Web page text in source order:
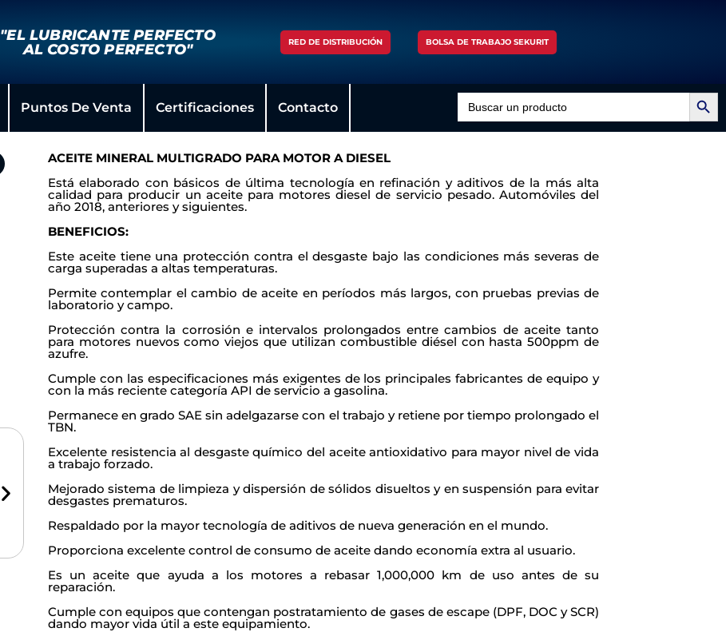
"EL LUBRICANTE PERFECTO
AL COSTO PERFECTO"
RED DE DISTRIBUCIÓN BOLSA DE TRABAJO SEKURIT
Puntos De Venta Certificaciones Contacto
Search
for:
Search Button
200 lts. 1000 lts.
ACEITE MINERAL MULTIGRADO PARA MOTOR A DIESEL
Está elaborado con básicos de última tecnología en refinación y aditivos de la más alta
calidad para producir un aceite para motores diesel de servicio pesado. Automóviles del
año 2018, anteriores y siguientes.
BENEFICIOS:
Este aceite tiene una protección contra el desgaste bajo las condiciones más severas de
carga superadas a altas temperaturas.
Permite contemplar el cambio de aceite en períodos más largos, con pruebas previas de
laboratorio y campo.
Protección contra la corrosión e intervalos prolongados entre cambios de aceite tanto
para motores nuevos como viejos que utilizan combustible diésel con hasta 500ppm de
azufre.
Cumple con las especificaciones más exigentes de los principales fabricantes de equipo y
con la más reciente categoría API de servicio a gasolina.
Permanece en grado SAE sin adelgazarse con el trabajo y retiene por tiempo prolongado el
TBN.
Excelente resistencia al desgaste químico del aceite antioxidativo para mayor nivel de vida
a trabajo forzado.
Mejorado sistema de limpieza y dispersión de sólidos disueltos y en suspensión para evitar
desgastes prematuros.
Respaldado por la mayor tecnología de aditivos de nueva generación en el mundo.
Proporciona excelente control de consumo de aceite dando economía extra al usuario.
Es un aceite que ayuda a los motores a rebasar 1,000,000 km de uso antes de su
reparación.
Cumple con equipos que contengan postratamiento de gases de escape (DPF, DOC y SCR)
dando mayor vida útil a este equipamiento.